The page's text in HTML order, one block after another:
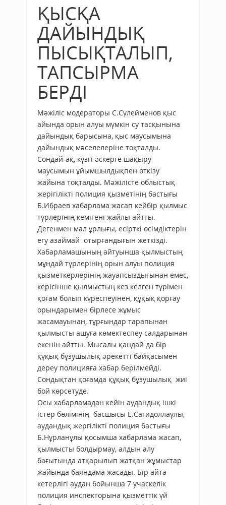
ҚЫСҚА
ДАЙЫНДЫҚ
ПЫСЫҚТАЛЫП,
ТАПСЫРМА
БЕРДІ
Мәжіліс модераторы С.Сүлейменов қыс
айында орын алуы мүмкін су тасқынына
дайындық барысына, қыс маусымына
дайындық мәселелеріне тоқталды.
Сондай-ақ, күзгі әскерге шақыру
маусымын ұйымшылдықпен өткізу
жайына тоқталды. Мәжілісте облыстық
жерігілікті полиция қызметінің бастығы
Б.Ибраев хабарлама жасап кейбір қылмыс
түрлерінің кемігені жайлы айтты.
Дегенмен мал ұрлығы, есірткі өсімдіктерін
егу азаймай отырғандығын жеткізді.
Хабарламашының айтуынша қылмыстың
мұндай түрлерінің орын алуы полиция
қызметкерлерінің жауапсыздығынан емес,
керісінше қылмыстың кез келген түрімен
қоғам болып күреспеуінен, құқық қорғау
орындарымен бірлесе жұмыс
жасамауынан, тұрғындар тарапынан
қылмысты ашуға көмектеспеу салдарынан
екенін айтты. Мысалы қандай да бір
құқық бұзушылық әрекетті байқасымен
дереу полицияға хабар берілмейді.
Сондықтан қоғамда құқық бұзушылық жиі
бой көрсетуде.
Осы хабарламадан кейін аудандық ішкі
істер бөлімінің басшысы Е.Сағидоллаұлы,
аудандық жергілікті полиция бастығы
Б.Нұрланұлы қосымша хабарлама жасап,
қылмысты болдырмау, алдын алу
бағытында атқарылып жатқан жұмыстар
жайында баяндама жасады. Бір айта
кетерлігі аудан бойынша 7 учаскелік
полиция инспекторына қызметтік үй